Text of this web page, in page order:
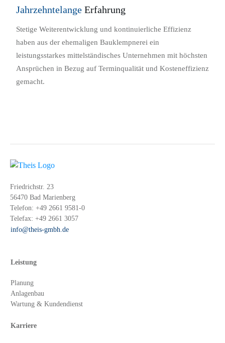
Jahrzehntelange Erfahrung
Stetige Weiterentwicklung und kontinuierliche Effizienz
haben aus der ehemaligen Bauklempnerei ein
leistungsstarkes mittelständisches Unternehmen mit höchsten
Ansprüchen in Bezug auf Terminqualität und Kosteneffizienz
gemacht.
Friedrichstr. 23
56470 Bad Marienberg
Telefon: +49 2661 9581-0
Telefax: +49 2661 3057
info@theis-gmbh.de
Leistung
Planung
Anlagenbau
Wartung & Kundendienst
Karriere